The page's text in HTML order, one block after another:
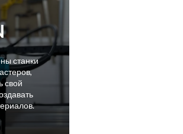
станки
свой